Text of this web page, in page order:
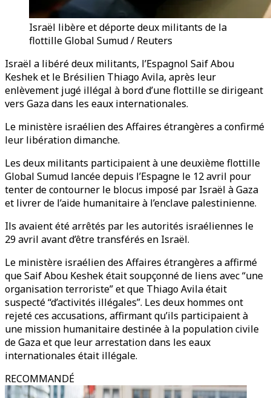
Israël libère et déporte deux militants de la
flottille Global Sumud / Reuters
Israël a libéré deux militants, l’Espagnol Saif Abou
Keshek et le Brésilien Thiago Avila, après leur
enlèvement jugé illégal à bord d’une flottille se dirigeant
vers Gaza dans les eaux internationales.
Le ministère israélien des Affaires étrangères a confirmé
leur libération dimanche.
Les deux militants participaient à une deuxième flottille
Global Sumud lancée depuis l’Espagne le 12 avril pour
tenter de contourner le blocus imposé par Israël à Gaza
et livrer de l’aide humanitaire à l’enclave palestinienne.
Ils avaient été arrêtés par les autorités israéliennes le
29 avril avant d’être transférés en Israël.
Le ministère israélien des Affaires étrangères a affirmé
que Saif Abou Keshek était soupçonné de liens avec “une
organisation terroriste” et que Thiago Avila était
suspecté “d’activités illégales”. Les deux hommes ont
rejeté ces accusations, affirmant qu’ils participaient à
une mission humanitaire destinée à la population civile
de Gaza et que leur arrestation dans les eaux
internationales était illégale.
RECOMMANDÉ